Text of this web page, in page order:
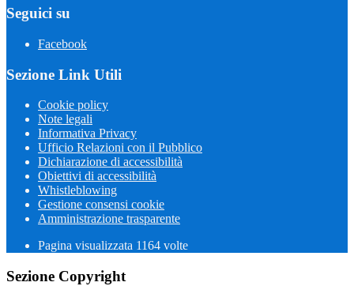
Seguici su
Facebook
Sezione Link Utili
Cookie policy
Note legali
Informativa Privacy
Ufficio Relazioni con il Pubblico
Dichiarazione di accessibilità
Obiettivi di accessibilità
Whistleblowing
Gestione consensi cookie
Amministrazione trasparente
Pagina visualizzata 1164 volte
Sezione Copyright